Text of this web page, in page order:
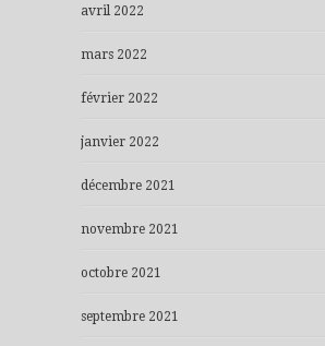
avril 2022
mars 2022
février 2022
janvier 2022
décembre 2021
novembre 2021
octobre 2021
septembre 2021